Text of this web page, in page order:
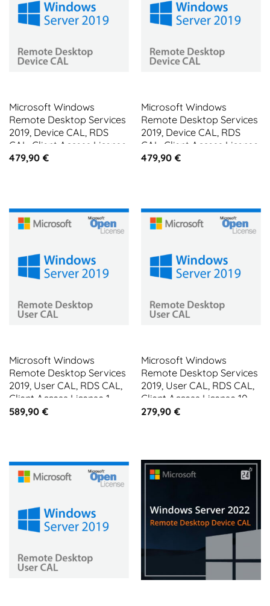
Microsoft Windows
Remote Desktop Services
2019, Device CAL, RDS
CAL, Client Access License
10 CALs
479,90 €
Microsoft Windows
Remote Desktop Services
2019, Device CAL, RDS
CAL, Client Access License
5 CALs
479,90 €
Microsoft Windows
Remote Desktop Services
2019, User CAL, RDS CAL,
Client Access License 1
CAL
589,90 €
Microsoft Windows
Remote Desktop Services
2019, User CAL, RDS CAL,
Client Access License 10
CALs
279,90 €